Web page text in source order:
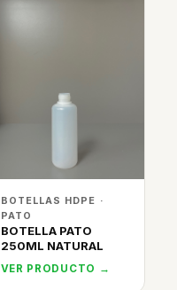
BOTELLAS HDPE ·
PATO
BOTELLA PATO
250ML NATURAL
VER PRODUCTO →